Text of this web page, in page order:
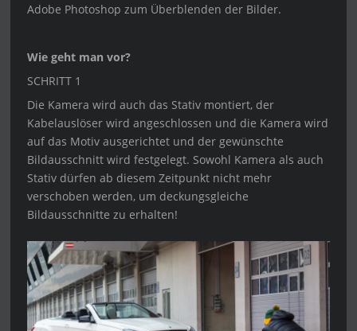
Adobe Photoshop zum Überblenden der Bilder.
Wie geht man vor?
SCHRITT 1
Die Kamera wird auch das Stativ montiert, der
Kabelauslöser wird angeschlossen und die Kamera wird
auf das Motiv ausgerichtet und der gewünschte
Bildausschnitt wird festgelegt. Sowohl Kamera als auch
Stativ dürfen ab diesem Zeitpunkt nicht mehr
verschoben werden, um deckungsgleiche
Bildausschnitte zu erhalten!